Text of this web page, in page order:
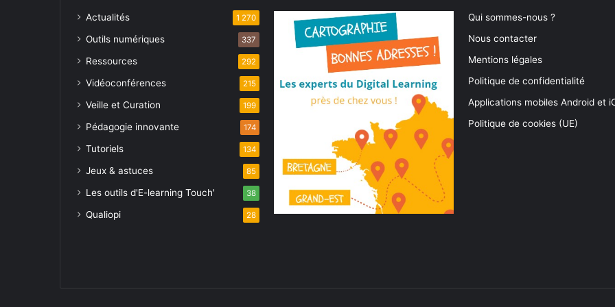
Actualités 1 270
Outils numériques 337
Ressources 292
Vidéoconférences 215
Veille et Curation 199
Pédagogie innovante 174
Tutoriels 134
Jeux & astuces 85
Les outils d'E-learning Touch' 38
Qualiopi 28
Qui sommes-nous ?
Nous contacter
Mentions légales
Politique de confidentialité
Applications mobiles Android et
Politique de cookies (UE)